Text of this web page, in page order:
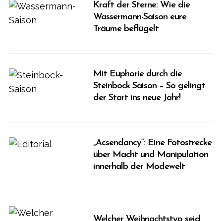
Kraft der Sterne: Wie die
Wassermann-Saison eure
Träume beflügelt
Mit Euphorie durch die
Steinbock Saison – So gelingt
der Start ins neue Jahr!
„Acsendancy“: Eine Fotostrecke
über Macht und Manipulation
innerhalb der Modewelt